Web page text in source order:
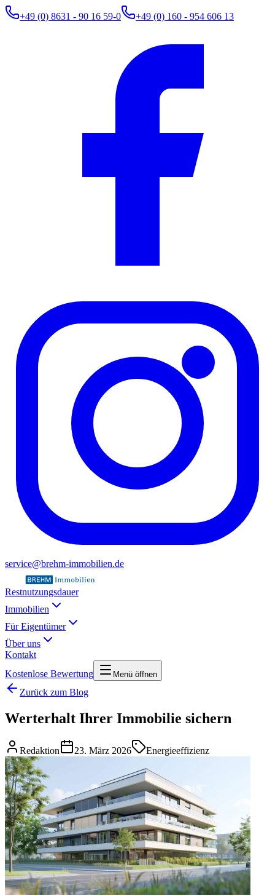
+49 (0) 8631 - 90 16 59-0 +49 (0) 160 - 954 606 13
service@brehm-immobilien.de
Restnutzungsdauer
Immobilien
Für Eigentümer
Über uns
Kontakt
Kostenlose Bewertung
Menü öffnen
Zurück zum Blog
Werterhalt Ihrer Immobilie sichern
Redaktion 23. März 2026 Energieeffizienz